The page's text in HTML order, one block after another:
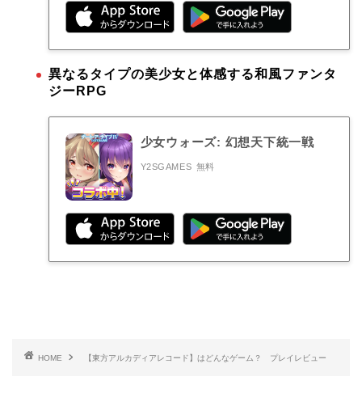
異なるタイプの美少女と体感する和風ファンタ
ジーRPG
少女ウォーズ: 幻想天下統一戦
Y2SGAMES 無料
HOME 【東方アルカディアレコード】はどんなゲーム？ プレイレビュー